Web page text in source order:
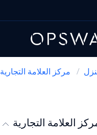
/ مركز العلامة التجارية
العلامة التجارية